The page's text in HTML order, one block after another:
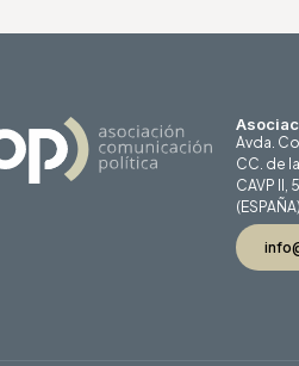
Avda.
CC. de
CAVP II,
(ESPAÑA)